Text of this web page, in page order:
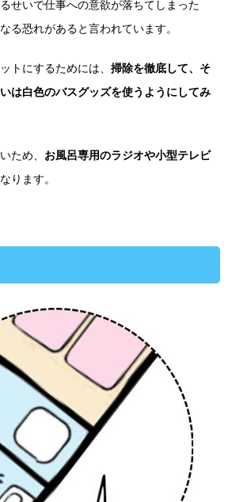
せいで仕事への意欲が落ちてしまった
る恐れがあると言われています。
トにするためには、 掃除を徹底して、そ
は白色のバスグッズを使うようにしてみ
ため、 お風呂専用のラジオや小型テレビ
ります。